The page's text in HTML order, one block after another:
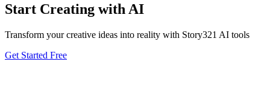
Start Creating with AI
Transform your creative ideas into reality with Story321 AI tools
Get Started Free